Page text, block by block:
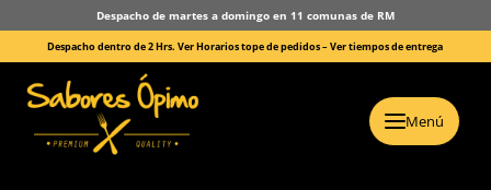
Despacho de martes a domingo en 11 comunas de RM
Despacho dentro de 2 Hrs. Ver Horarios tope de pedidos –Ver tiempos de entrega
Menú